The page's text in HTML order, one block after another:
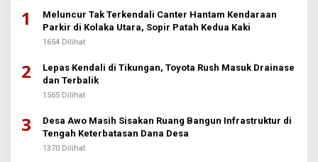
1
Meluncur Tak Terkendali Canter Hantam Kendaraan
Parkir di Kolaka Utara, Sopir Patah Kedua Kaki
1654 Dilihat
2
Lepas Kendali di Tikungan, Toyota Rush Masuk Drainase
dan Terbalik
1565 Dilihat
3
Desa Awo Masih Sisakan Ruang Bangun Infrastruktur di
Tengah Keterbatasan Dana Desa
1370 Dilihat